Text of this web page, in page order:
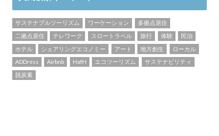
サステナブルツーリズム ワーケーション
多拠点居住
二拠点居住
テレワーク スロートラベル 旅行 体験
民泊
ホテル
シェアリングエコノミー アート 地方創生
ローカル
ADDress
Airbnb HafH エコツーリズム
サステナビリティ
脱炭素